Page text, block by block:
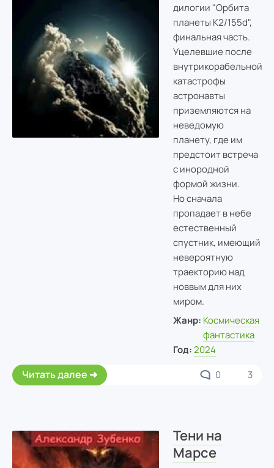
дилогии "Орбита
планеты К2/155d",
финальная часть.
Уцелевшие после
внутрикорабельной
катастрофы
астронавты
приземляются на
неведомую
планету, где им
предстоит встреча
с инородной
формой жизни.
Но сначала
пропадает в небе
естественный
спустник, имеющий
невероятную
траекторию над
новвым для них
миром.
Жанр: Космическая
фантастика
Год: 2024
Читать далее 0 3
Тени на
Марсе